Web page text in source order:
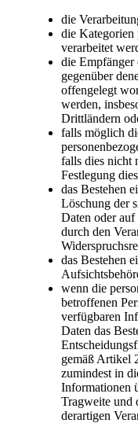
die
die Kategorien
verarbeitet
die Empfänger
gegenüber
offengelegt
werden,
Drittländern
falls möglich
falls dies nicht
Festlegung
das Bestehen
Löschung der
Daten oder
durch den
das Bestehen
wenn die
betroffenen
verfügbaren
Daten das
gemäß Artikel
zumindest in
Informationen
Tragweite und
derartigen